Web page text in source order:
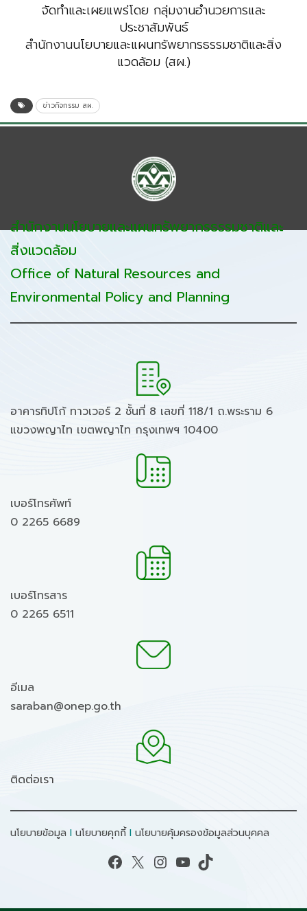
จัดทำและเผยแพร่โดย กลุ่มงานอำนวยการและ
ประชาสัมพันธ์
สำนักงานนโยบายและแผนทรัพยากรธรรมชาติและสิ่ง
แวดล้อม (สผ.)
ข่าวกิจกรรม สผ.
สำนักงานนโยบายและแผนทรัพยากรธรรมชาติและ
สิ่งแวดล้อม
Office of Natural Resources and
Environmental Policy and Planning
อาคารทิปโก้ ทาวเวอร์ 2 ชั้นที่ 8 เลขที่ 118/1 ถ.พระราม 6
แขวงพญาไท เขตพญาไท กรุงเทพฯ 10400
เบอร์โทรศัพท์
0 2265 6689
เบอร์โทรสาร
0 2265 6511
อีเมล
saraban@onep.go.th
ติดต่อเรา
นโยบายข้อมูล I นโยบายคุกกี้ I นโยบายคุ้มครองข้อมูลส่วนบุคคล
Facebook X Instagram YouTube TikTok